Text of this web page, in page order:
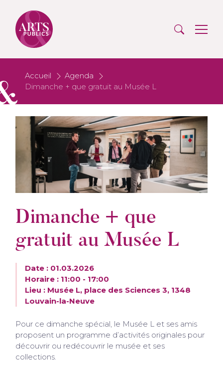
Accueil
Agenda
Dimanche + que gratuit au Musée L
Dimanche + que
gratuit au Musée L
Date : 01.03.2026
Horaire : 11:00 - 17:00
Lieu : Musée L, place des Sciences 3, 1348
Louvain-la-Neuve
Pour ce dimanche spécial, le Musée L et ses amis
proposent un programme d’activités originales pour
découvrir ou redécouvrir le musée et ses
collections.